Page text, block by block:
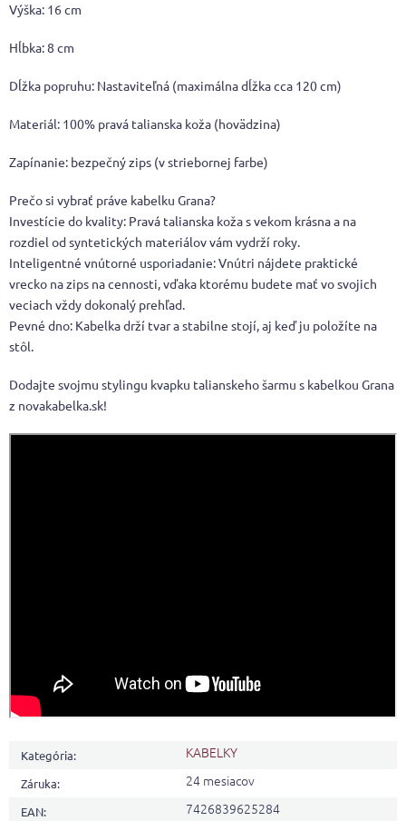
Výška: 16 cm
Hĺbka: 8 cm
Dĺžka popruhu: Nastaviteľná (maximálna dĺžka cca 120 cm)
Materiál: 100% pravá talianska koža (hovädzina)
Zapínanie: bezpečný zips (v striebornej farbe)
Prečo si vybrať práve kabelku Grana?
Investície do kvality: Pravá talianska koža s vekom krásna a na
rozdiel od syntetických materiálov vám vydrží roky.
Inteligentné vnútorné usporiadanie: Vnútri nájdete praktické
vrecko na zips na cennosti, vďaka ktorému budete mať vo svojich
veciach vždy dokonalý prehľad.
Pevné dno: Kabelka drží tvar a stabilne stojí, aj keď ju položíte na
stôl.
Dodajte svojmu stylingu kvapku talianskeho šarmu s kabelkou Grana
z novakabelka.sk!
Kategória: KABELKY
Záruka: 24 mesiacov
EAN: 7426839625284